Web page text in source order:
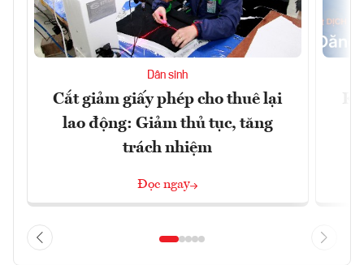
Dân sinh
Cắt giảm giấy phép cho thuê lại
lao động: Giảm thủ tục, tăng
trách nhiệm
Đọc ngay